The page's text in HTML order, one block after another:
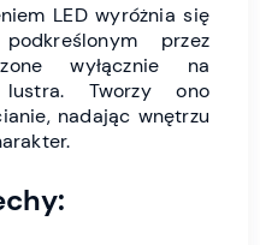
LED wyróżnia się
przez
wyłącznie na
lustra. Tworzy ono
nadając wnętrzu